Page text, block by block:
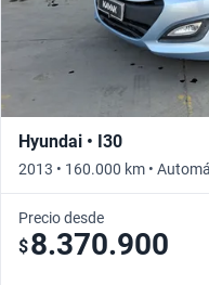
Hyundai • I30
2013 • 160.000 km •
Precio desde
$8.370.900